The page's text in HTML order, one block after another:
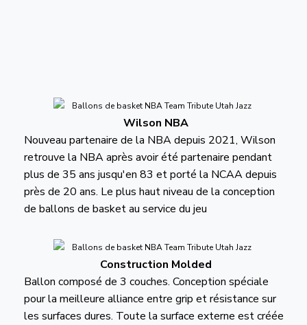
Wilson NBA
Nouveau partenaire de la NBA depuis 2021, Wilson
retrouve la NBA après avoir été partenaire pendant
plus de 35 ans jusqu'en 83 et porté la NCAA depuis
près de 20 ans. Le plus haut niveau de la conception
de ballons de basket au service du jeu
Construction Molded
Ballon composé de 3 couches. Conception spéciale
pour la meilleure alliance entre grip et résistance sur
les surfaces dures. Toute la surface externe est créée